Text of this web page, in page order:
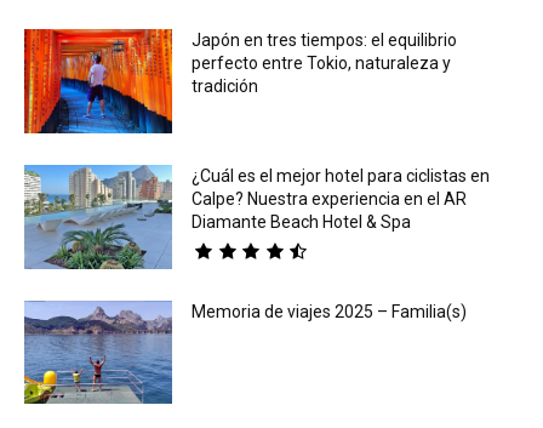
Japón en tres tiempos: el equilibrio
perfecto entre Tokio, naturaleza y
tradición
¿Cuál es el mejor hotel para ciclistas en
Calpe? Nuestra experiencia en el AR
Diamante Beach Hotel & Spa
Memoria de viajes 2025 – Familia(s)